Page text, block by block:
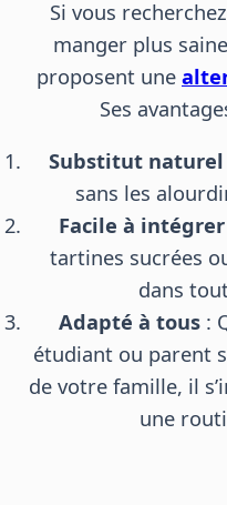
Si vous
manger plus
proposent une
Ses
Substitut naturel
sans les
Facile à intégrer
tartines sucrées
dans
Adapté à tous:
étudiant ou parent
de votre famille, il
une